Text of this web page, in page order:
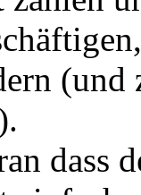
dass